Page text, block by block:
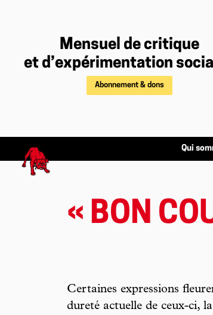
Mensuel de critique
et d’expérimentation
Abonnement & dons
Qui
« BON
Certaines expressions
dureté actuelle de ceux-ci,